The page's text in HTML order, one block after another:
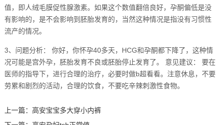
值，即人绒毛膜促性腺激素。如果这个数值翻倍良好，孕酮偏低是没
有影响的，是不会影响到胚胎发育的，当然这种情况是指没有习惯性
流产的情况。
3、问题分析： 你好，你怀孕40多天，HCG和孕酮都下降了，这种情
况可能是宫外孕，胚胎发育不良或胚胎停止发育了。 意见建议： 要在
医师的指导下，进行合理的治疗，必要时做b超看看。注意休息，不要
劳累和剧烈的活动，合理的饮食，不要吃辛辣刺激性食物。
上一篇： 高安宝宝多大穿小内裤